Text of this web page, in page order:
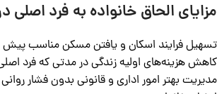
مزایای الحاق خانواده به فرد
تسهیل فرایند اسکان و یافتن مسکن مناسب پیش
کاهش هزینه‌های اولیه زندگی در مدتی که فرد
مدیریت بهتر امور اداری و قانونی بدون فشار